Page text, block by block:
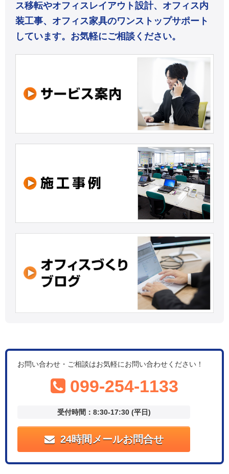
ス移転やオフィスレイアウト設計、オフィス内
装工事、オフィス家具のワンストップサポート
しています。お気軽にご相談ください。
お問い合わせ・ご相談はお気軽にお問い合わせください！
099-254-1133
受付時間：8:30-17:30 (平日)
24時間メールお問合せ